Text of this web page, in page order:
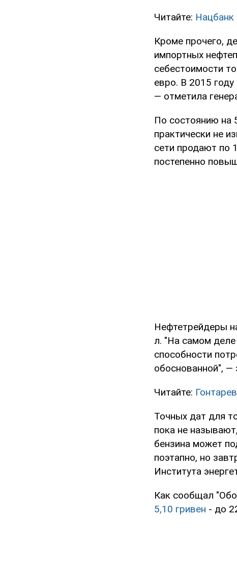
Читайте: Нацбанк
Кроме прочего,
импортных
себестоимости
евро. В 2015
— отметила
По состоянию на
практически не
сети продают по
постепенно
Нефтетрейдеры
л. "На самом деле
способности
обоснованной", —
Читайте:
Точных дат для
пока не
бензина может
поэтапно, но
Института
Как сообщал
5,10 гривен - до